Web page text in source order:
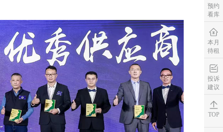
服务，助力品牌拓展全国市场布局。
预约
看库
本月
待租
投诉
建议
TOP